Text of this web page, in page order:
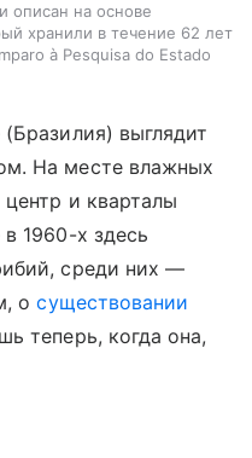
описан на основе
хранили в течение 62 лет
à Pesquisa do Estado
выглядит
На месте влажных
и кварталы
1960-х здесь
среди них —
осуществовании
теперь, когда она,